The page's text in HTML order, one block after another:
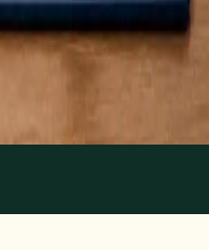
de Condução